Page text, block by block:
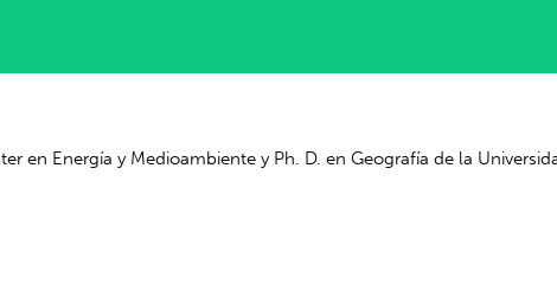
en Energía y Medioambiente y Ph. D. en Geografía de la